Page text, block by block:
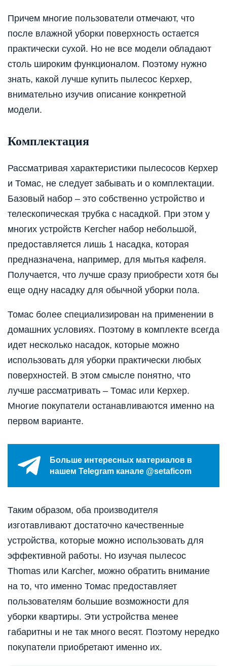
Причем многие пользователи отмечают, что
после влажной уборки поверхность остается
практически сухой. Но не все модели обладают
столь широким функционалом. Поэтому нужно
знать, какой лучше купить пылесос Керхер,
внимательно изучив описание конкретной
модели.
Комплектация
Рассматривая характеристики пылесосов Керхер
и Томас, не следует забывать и о комплектации.
Базовый набор – это собственно устройство и
телескопическая трубка с насадкой. При этом у
многих устройств Kercher набор небольшой,
предоставляется лишь 1 насадка, которая
предназначена, например, для мытья кафеля.
Получается, что лучше сразу приобрести хотя бы
еще одну насадку для обычной уборки пола.
Томас более специализирован на применении в
домашних условиях. Поэтому в комплекте всегда
идет несколько насадок, которые можно
использовать для уборки практически любых
поверхностей. В этом смысле понятно, что
лучше рассматривать – Томас или Керхер.
Многие покупатели останавливаются именно на
первом варианте.
Больше интересных материалов в
нашем Telegram канале @setaficom
Таким образом, оба производителя
изготавливают достаточно качественные
устройства, которые можно использовать для
эффективной работы. Но изучая пылесос
Thomas или Karcher, можно обратить внимание
на то, что именно Томас предоставляет
пользователям большие возможности для
уборки квартиры. Эти устройства менее
габаритны и не так много весят. Поэтому нередко
покупатели приобретают именно их.